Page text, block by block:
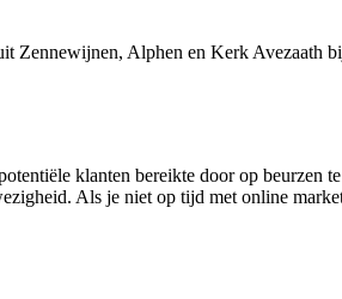
Zennewijnen, Alphen en Kerk Avezaath
klanten bereikte door op beurzen
Als je niet op tijd met online